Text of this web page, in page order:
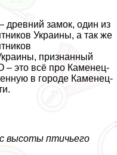
древний замок, один из
Украины, а так же
признанный
это всё про Каменец-
в городе Каменец-
высоты птичьего